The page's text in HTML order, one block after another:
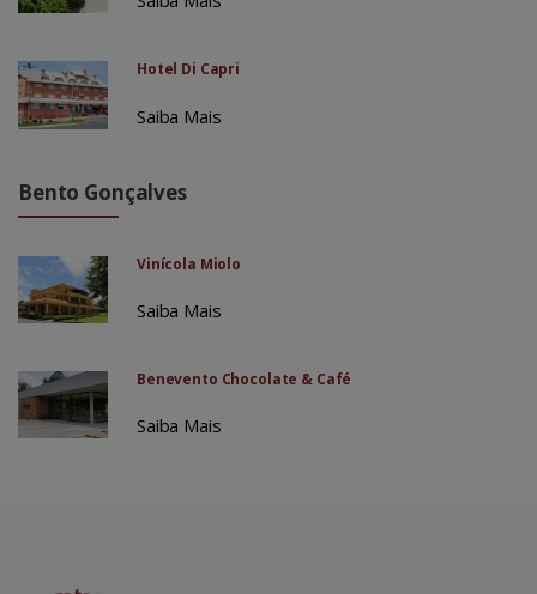
Hotel Di Capri
Saiba Mais
Bento Gonçalves
Vinícola Miolo
Saiba Mais
Benevento Chocolate & Café
Saiba Mais